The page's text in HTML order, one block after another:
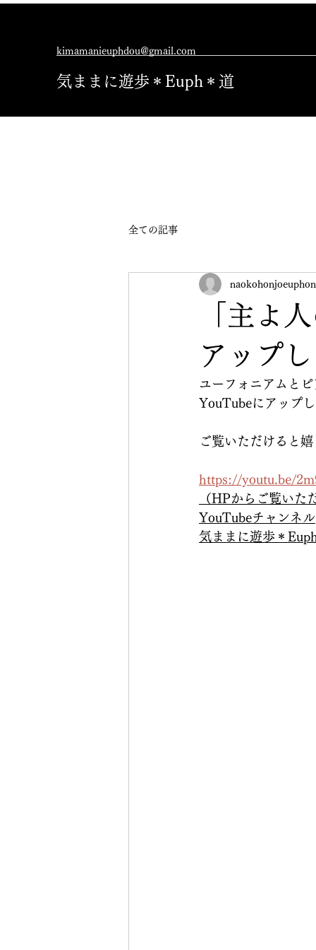
kimamanieuphdou@gmail.com
気ままに遊歩＊Euph＊道
全ての記事
「主よ
アップ
ユーフォニアムと
YouTubeにアップ
ご覧いただけると
https://youtu.be/
（HPからご覧いた
YouTubeチャンネル
気ままに遊歩＊